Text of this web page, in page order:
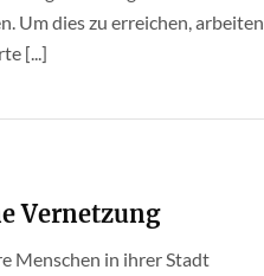
Um dies zu erreichen, arbeiten
[...]
Vernetzung
Menschen in ihrer Stadt